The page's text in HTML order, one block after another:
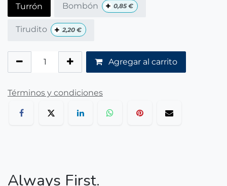
Turrón Bombón + 0,85€
Tirudito + 2,20 €
Agregar al carrito
Términos y condiciones
Always First.